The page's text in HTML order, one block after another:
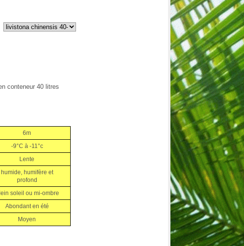
conteneur 40 litres
6m
-9°C à -11°c
Lente
humide, humifère et
profond
soleil ou mi-ombre
Abondant en été
Moyen